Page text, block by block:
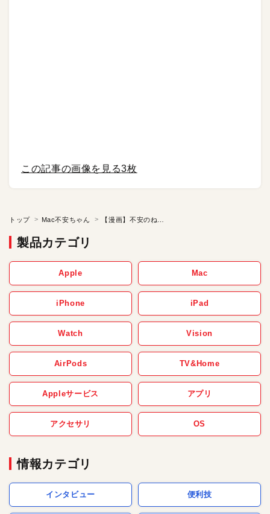
この記事の画像を見る3枚
トップ Mac不安ちゃん
製品カテゴリ
Apple Mac
iPhone iPad
Watch Vision
AirPods TV&Home
Appleサービス アプリ
アクセサリ OS
情報カテゴリ
インタビュー 便利技